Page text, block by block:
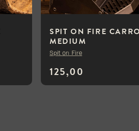
SPIT ON FIRE
MEDIUM
125,00
Spit on Fire